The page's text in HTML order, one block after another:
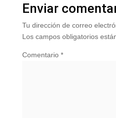
Enviar
Tu dirección de correo
Los campos obligatorios
Comentario *